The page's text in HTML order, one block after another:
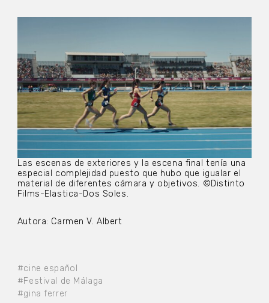
#cine español
#Festival de Málaga
#gina ferrer
Las escenas de exteriores y la escena final tenía una
especial complejidad puesto que hubo que igualar el
material de diferentes cámara y objetivos. ©Distinto
Films-Elastica-Dos Soles.
Autora: Carmen V. Albert